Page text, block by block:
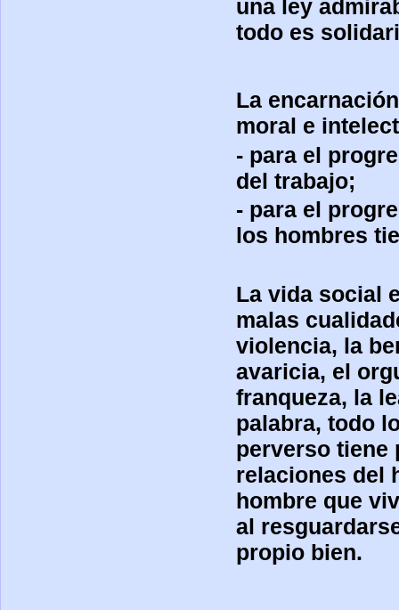
una ley
todo es
La
moral e
- para el
del trabajo;
- para el
los hombres
La vida social
malas
violencia, la
avaricia, el
franqueza, la
palabra, todo
perverso tiene
relaciones del
hombre que
al
propio bien.